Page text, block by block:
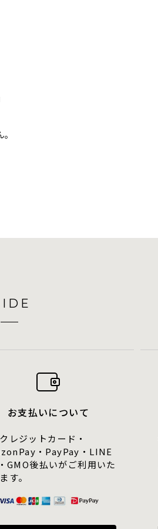
お支払いについて
レジットカード・
・PayPay・LINE
GMO後払いがご利用いた
す。